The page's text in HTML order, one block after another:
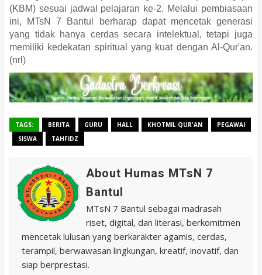
(KBM) sesuai jadwal pelajaran ke-2. Melalui pembiasaan
ini, MTsN 7 Bantul berharap dapat mencetak generasi
yang tidak hanya cerdas secara intelektual, tetapi juga
memiliki kedekatan spiritual yang kuat dengan Al-Qur'an.
(nrl)
TAGS: BERITA GURU HALL KHOTMIL QUR'AN
PEGAWAI
SISWA
TAHFIDZ
About Humas MTsN 7
Bantul
MTsN 7 Bantul sebagai madrasah
riset, digital, dan literasi, berkomitmen
mencetak lulusan yang berkarakter agamis, cerdas,
terampil, berwawasan lingkungan, kreatif, inovatif, dan
siap berprestasi.